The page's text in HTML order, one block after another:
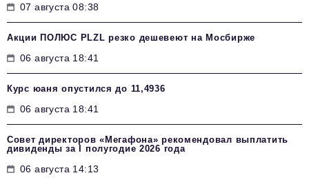
07 августа 08:38
Акции ПОЛЮС PLZL резко дешевеют на Мосбирже
06 августа 18:41
Курс юаня опустился до 11,4936
06 августа 18:41
Совет директоров «Мегафона» рекомендовал выплатить
дивиденды за I полугодие 2026 года
06 августа 14:13